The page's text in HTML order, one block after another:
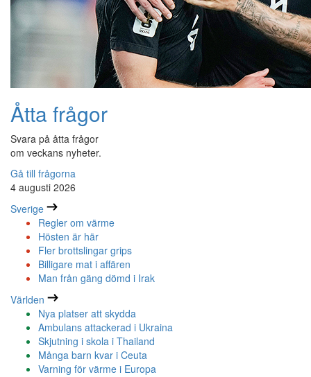
Åtta frågor
Svara på åtta frågor
om veckans nyheter.
Gå till frågorna
4 augusti 2026
Sverige
Regler om värme
Hösten är här
Fler brottslingar grips
Billigare mat i affären
Man från gäng dömd i Irak
Världen
Nya platser att skydda
Ambulans attackerad i Ukraina
Skjutning i skola i Thailand
Många barn kvar i Ceuta
Varning för värme i Europa